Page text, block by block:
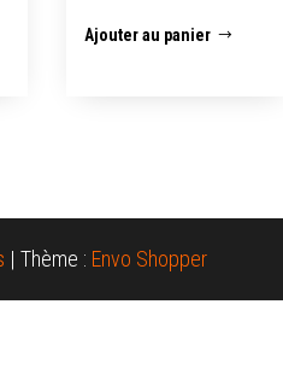
Ajouter au panier
| Thème : Envo Shopper